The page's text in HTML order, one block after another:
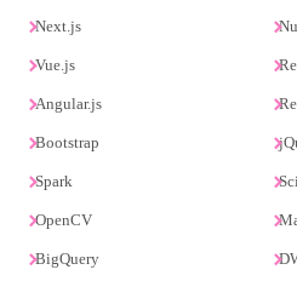
Next.js
Vue.js
Angular.js
Bootstrap
Spark
OpenCV
BigQuery